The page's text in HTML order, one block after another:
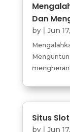
Dan
by Jun
Situs
by Jun